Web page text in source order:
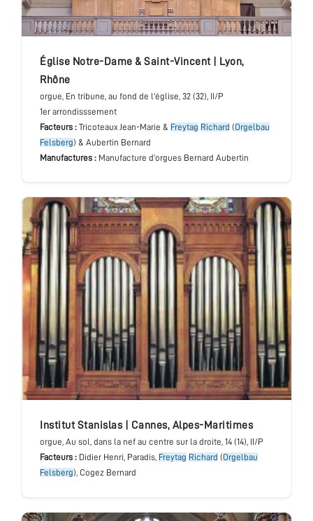
église Notre-Dame & Saint-Vincent| Lyon,
Rhône
orgue, En tribune, au fond de l'église, 32 (32), II/P
1er arrondisssement
Facteurs : Tricoteaux Jean-Marie & Freytag Richard (Orgelbau
Felsberg) & Aubertin Bernard
Manufactures : Manufacture d’orgues Bernard Aubertin
institut Stanislas| Cannes, Alpes-Maritimes
orgue, Au sol, dans la nef au centre sur la droite, 14 (14), II/P
Facteurs : Didier Henri, Paradis, Freytag Richard (Orgelbau
Felsberg), Cogez Bernard